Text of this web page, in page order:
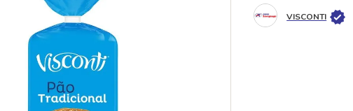
VISCONTI
7º
8º
leite integral
9 º
aniversario
10º